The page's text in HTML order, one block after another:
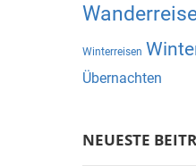
Winterreisen
Übernachten
NEUESTE